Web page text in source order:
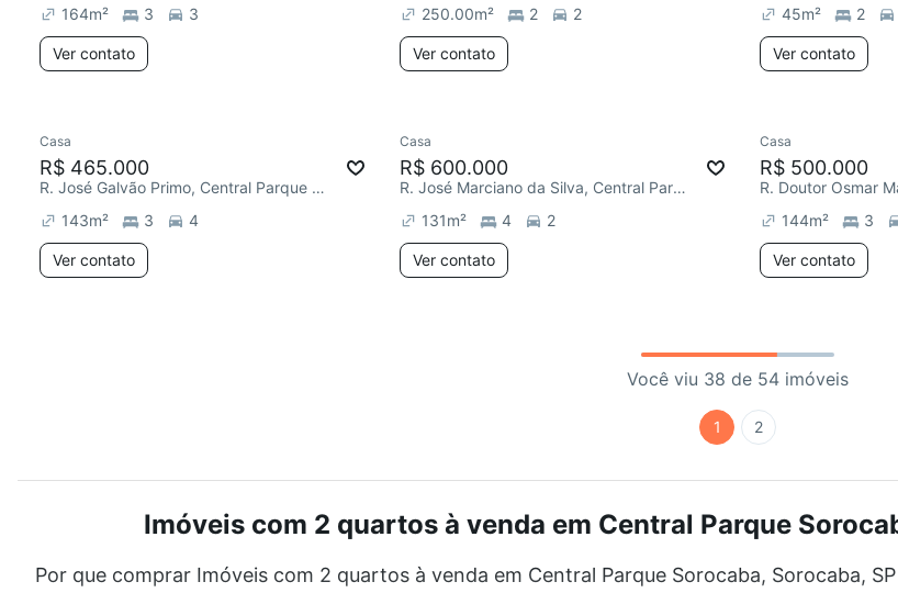
164m² 3 3
Ver contato
250.00m² 2 2
Ver contato
45m² 2
Ver contato
Casa
R$ 465.000
R. José Galvão Primo, Central Parque Sorocaba
143m² 3 4
Ver contato
Casa
R$ 600.000
R. José Marciano da Silva, Central Parque Sorocaba
131m² 4 2
Ver contato
Casa
R$ 500.000
144m² 3
Ver contato
Você viu 38 de 54 imóveis
1 2
Imóveis com 2 quartos à venda em Central Parque
Por que comprar Imóveis com 2 quartos à venda em Central Parque Sorocaba, Sorocaba,